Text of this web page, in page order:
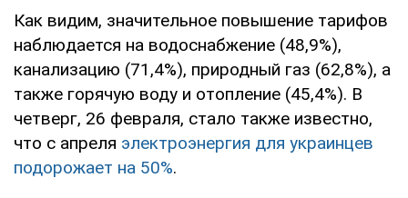
Как видим, значительное повышение тарифов
наблюдается на водоснабжение (48,9%),
канализацию (71,4%), природный газ (62,8%), а
также горячую воду и отопление (45,4%). В
четверг, 26 февраля, стало также известно,
что с апреля электроэнергия для украинцев
подорожает на 50%.